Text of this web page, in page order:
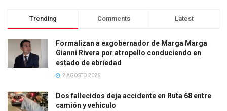
Trending Comments Latest
Formalizan a exgobernador de Marga Marga
Gianni Rivera por atropello conduciendo en
estado de ebriedad
2 AGOSTO 2026
Dos fallecidos deja accidente en Ruta 68 entre
camión y vehículo